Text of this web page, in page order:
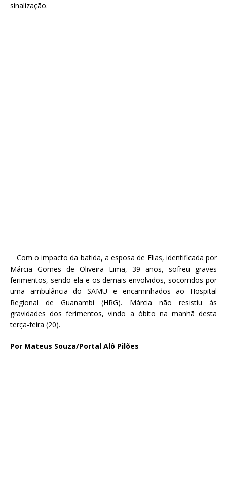
sinalização.
Com o impacto da batida, a esposa de Elias, identificada por
Márcia Gomes de Oliveira Lima, 39 anos, sofreu graves
ferimentos, sendo ela e os demais envolvidos, socorridos por
uma ambulância do SAMU e encaminhados ao Hospital
Regional de Guanambi (HRG). Márcia não resistiu às
gravidades dos ferimentos, vindo a óbito na manhã desta
terça-feira (20).
Por Mateus Souza/Portal Alô Pilões